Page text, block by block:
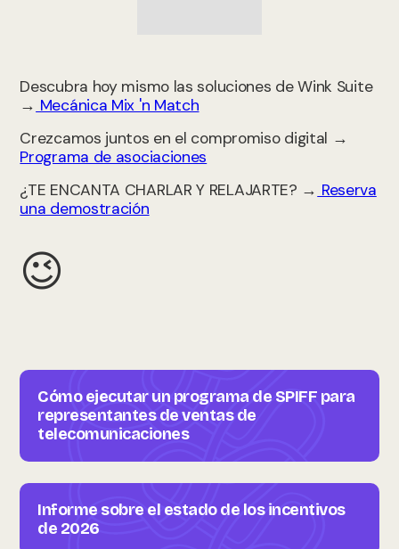
Descubra hoy mismo las soluciones de Wink Suite
→ Mecánica Mix 'n Match
Crezcamos juntos en el compromiso digital →
Programa de asociaciones
¿TE ENCANTA CHARLAR Y RELAJARTE? → Reserva
una demostración
😉
Cómo ejecutar un programa de SPIFF para
representantes de ventas de
telecomunicaciones
Informe sobre el estado de los incentivos
de 2026